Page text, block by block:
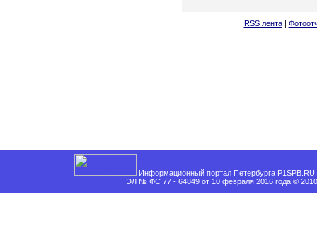
RSS лента|
Информационный портал Петербурга
ЭЛ № ФС 77 - 64849 от 10 февраля 2016 года ©